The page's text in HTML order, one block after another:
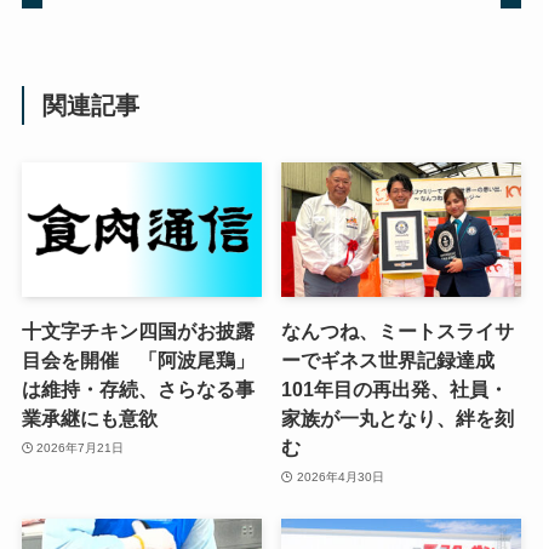
関連記事
十文字チキン四国がお披露
目会を開催 「阿波尾鶏」
は維持・存続、さらなる事
業承継にも意欲
2026年7月21日
なんつね、ミートスライサ
ーでギネス世界記録達成
101年目の再出発、社員・
家族が一丸となり、絆を刻
む
2026年4月30日